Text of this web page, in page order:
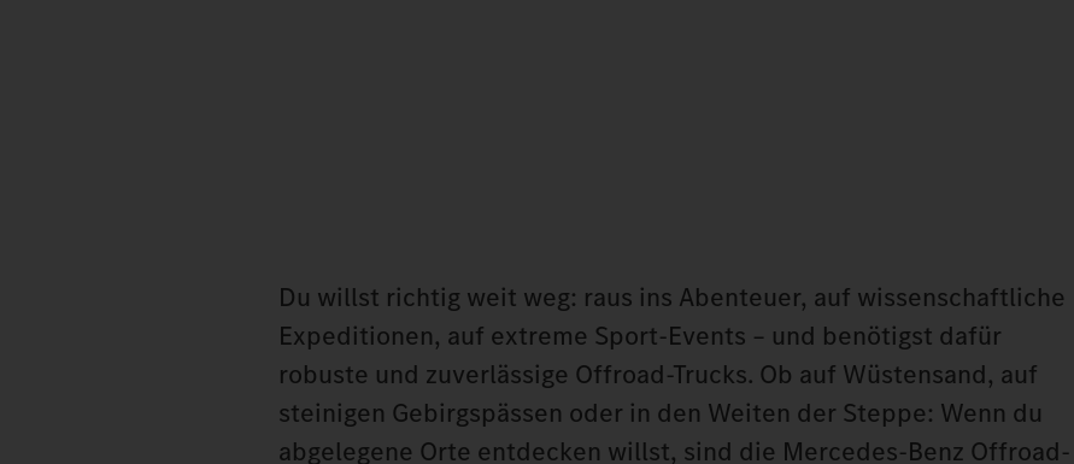
Du willst richtig weit weg: raus ins Abenteuer, auf wissenschaftliche
Expeditionen, auf extreme Sport-Events – und benötigst dafür
robuste und zuverlässige Offroad-Trucks. Ob auf Wüstensand, auf
steinigen Gebirgspässen oder in den Weiten der Steppe: Wenn du
abgelegene Orte entdecken willst, sind die Mercedes-Benz Offroad-